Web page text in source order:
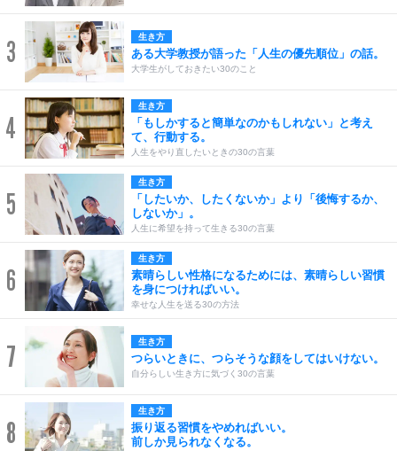
3 生き方
ある大学教授が語った「人生の優先順位」の話。
大学生がしておきたい30のこと
4
生き方
「もしかすると簡単なのかもしれない」と考え
て、行動する。
人生をやり直したいときの30の言葉
5
生き方
「したいか、したくないか」より「後悔するか、
しないか」。
人生に希望を持って生きる30の言葉
6
生き方
素晴らしい性格になるためには、素晴らしい習慣
を身につければいい。
幸せな人生を送る30の方法
7 生き方
つらいときに、つらそうな顔をしてはいけない。
自分らしい生き方に気づく30の言葉
8
生き方
振り返る習慣をやめればいい。
前しか見られなくなる。